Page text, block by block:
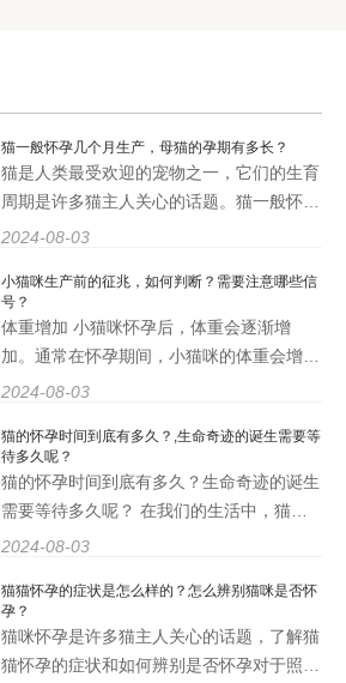
猫一般怀孕几个月生产，母猫的孕期有多长？
猫是人类最受欢迎的宠物之一，它们的生育
周期是许多猫主人关心的话题。猫一般怀孕
几个月生产，母猫的孕期有多长？这是一个
猫和幼猫至关重要。我们将深入探讨猫的怀
孕和生产过程，帮助您
2024-08-03
小猫咪生产前的征兆，如何判断？需要注意哪些信
号？
体重增加 小猫咪怀孕后，体重会逐渐增
加。通常在怀孕期间，小猫咪的体重会增加
20%至30%左右。可以通过定期称重来观察
他明显原因，可能是怀孕的信号之一。 乳
头变粉红 怀孕后，小猫咪的
2024-08-03
猫的怀孕时间到底有多久？,生命奇迹的诞生需要等
待多久呢？
猫的怀孕时间到底有多久？生命奇迹的诞生
需要等待多久呢？ 在我们的生活中，猫是
非常常见的宠物之一，它们的可爱和温顺深
时间以及生命奇迹的诞生过程是非常重要
的。那么，猫的怀孕时间到
2024-08-03
猫猫怀孕的症状是怎么样的？怎么辨别猫咪是否怀
孕？
猫咪怀孕是许多猫主人关心的话题，了解猫
猫怀孕的症状和如何辨别是否怀孕对于照顾